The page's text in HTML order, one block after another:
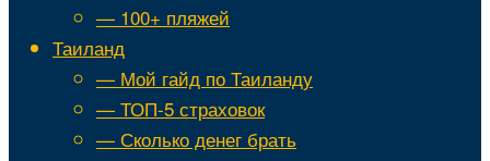
— 100+ пляжей
Таиланд
— Мой гайд по Таиланду
— ТОП-5 страховок
— Сколько денег брать